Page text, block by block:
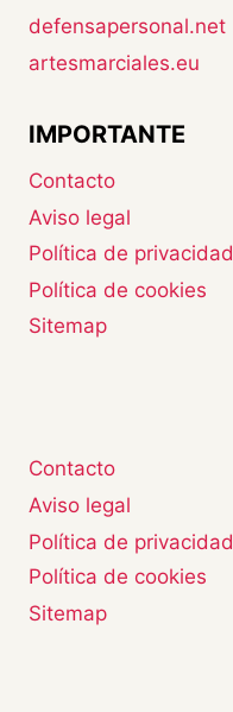
defensapersonal.net
artesmarciales.eu
IMPORTANTE
Contacto
Aviso legal
Política de privacidad
Política de cookies
Sitemap
Contacto
Aviso legal
Política de privacidad
Política de cookies
Sitemap